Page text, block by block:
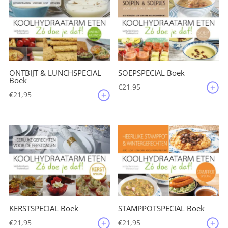
ONTBIJT & LUNCHSPECIAL
Boek
€21,95
SOEPSPECIAL Boek
€21,95
KERSTSPECIAL Boek
€21,95
STAMPPOTSPECIAL Boek
€21,95